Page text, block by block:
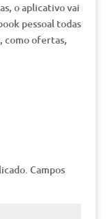
o aplicativo vai
pessoal todas
como ofertas,
Campos